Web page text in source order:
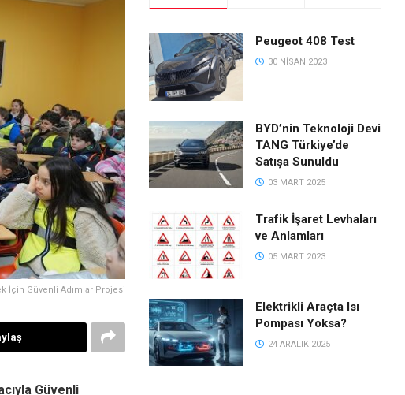
İçin Güvenli Adımlar Projesi
Güvenli
Peugeot 408 Test
30 NISAN 2023
BYD’nin Teknoloji Devi
TANG Türkiye’de
Satışa Sunuldu
03 MART 2025
Trafik İşaret Levhaları
ve Anlamları
05 MART 2023
Elektrikli Araçta Isı
Pompası Yoksa?
24 ARALIK 2025